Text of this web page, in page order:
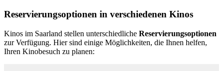
Reservierungsoptionen in verschiedenen Kinos
Kinos im Saarland stellen unterschiedliche Reservierungsoptionen
zur Verfügung. Hier sind einige Möglichkeiten, die Ihnen helfen,
Ihren Kinobesuch zu planen: